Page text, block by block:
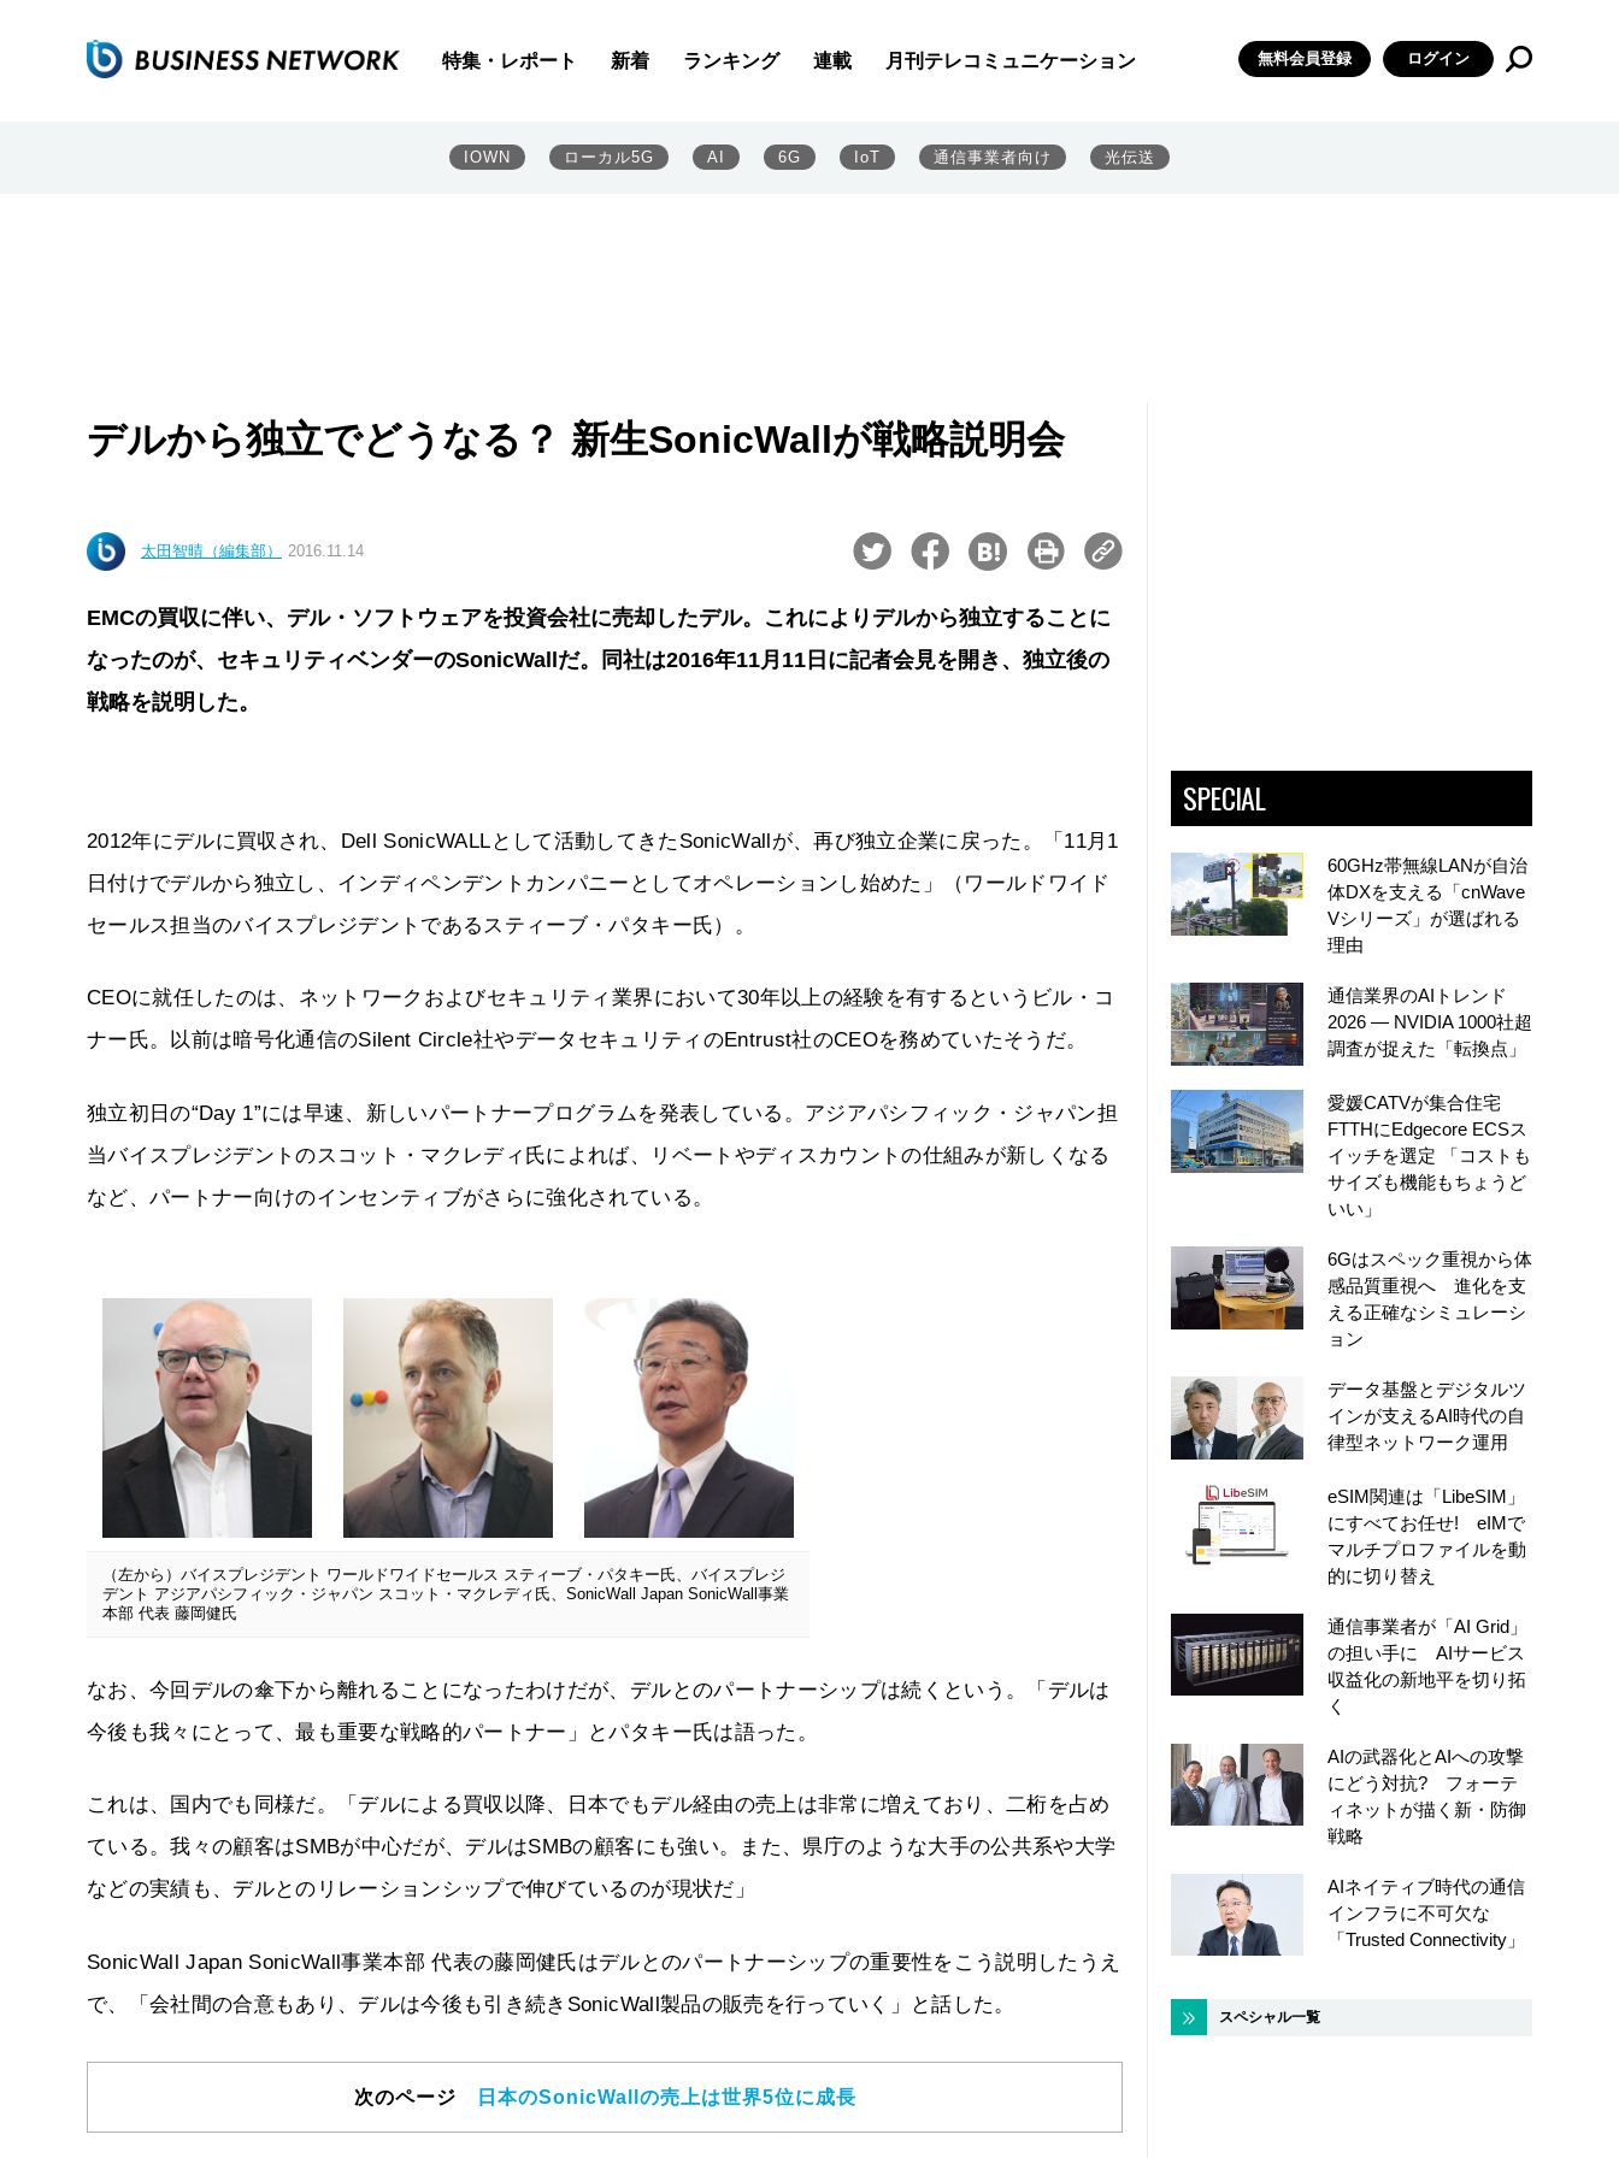
特集・レポート 新着 ランキング 連載 月刊テレコミュニケーション 無料会員登録 ログイン
IOWN ローカル5G AI 6G IoT 通信事業者向け 光伝送
デルから独立でどうなる？ 新生SonicWallが戦略説明会
太田智晴（編集部） 2016.11.14
EMCの買収に伴い、デル・ソフトウェアを投資会社に売却したデル。これによりデルから独立することに
なったのが、セキュリティベンダーのSonicWallだ。同社は2016年11月11日に記者会見を開き、独立後の
戦略を説明した。
2012年にデルに買収され、Dell SonicWALLとして活動してきたSonicWallが、再び独立企業に戻った。「11月1
日付けでデルから独立し、インディペンデントカンパニーとしてオペレーションし始めた」（ワールドワイド
セールス担当のバイスプレジデントであるスティーブ・パタキー氏）。
CEOに就任したのは、ネットワークおよびセキュリティ業界において30年以上の経験を有するというビル・コ
ナー氏。以前は暗号化通信のSilent Circle社やデータセキュリティのEntrust社のCEOを務めていたそうだ。
独立初日の“Day 1”には早速、新しいパートナープログラムを発表している。アジアパシフィック・ジャパン担
当バイスプレジデントのスコット・マクレディ氏によれば、リベートやディスカウントの仕組みが新しくなる
など、パートナー向けのインセンティブがさらに強化されている。
（左から）バイスプレジデント ワールドワイドセールス スティーブ・パタキー氏、バイスプレジ
デント アジアパシフィック・ジャパン スコット・マクレディ氏、SonicWall Japan SonicWall事業
本部 代表 藤岡健氏
なお、今回デルの傘下から離れることになったわけだが、デルとのパートナーシップは続くという。「デルは
今後も我々にとって、最も重要な戦略的パートナー」とパタキー氏は語った。
これは、国内でも同様だ。「デルによる買収以降、日本でもデル経由の売上は非常に増えており、二桁を占め
ている。我々の顧客はSMBが中心だが、デルはSMBの顧客にも強い。また、県庁のような大手の公共系や大学
などの実績も、デルとのリレーションシップで伸びているのが現状だ」
SonicWall Japan SonicWall事業本部 代表の藤岡健氏はデルとのパートナーシップの重要性をこう説明したうえ
で、「会社間の合意もあり、デルは今後も引き続きSonicWall製品の販売を行っていく」と話した。
次のページ 日本のSonicWallの売上は世界5位に成長
SPECIAL
60GHz帯無線LANが自治
体DXを支える「cnWave
Vシリーズ」が選ばれる
理由
通信業界のAIトレンド
2026 ― NVIDIA 1000社超
調査が捉えた「転換点」
愛媛CATVが集合住宅
FTTHにEdgecore ECSス
イッチを選定 「コストも
サイズも機能もちょうど
いい」
6Gはスペック重視から体
感品質重視へ 進化を支
える正確なシミュレーシ
ョン
データ基盤とデジタルツ
インが支えるAI時代の自
律型ネットワーク運用
eSIM関連は「LibeSIM」
にすべてお任せ! eIMで
マルチプロファイルを動
的に切り替え
通信事業者が「AI Grid」
の担い手に AIサービス
収益化の新地平を切り拓
く
AIの武器化とAIへの攻撃
にどう対抗? フォーテ
ィネットが描く新・防御
戦略
AIネイティブ時代の通信
インフラに不可欠な
「Trusted Connectivity」
スペシャル一覧